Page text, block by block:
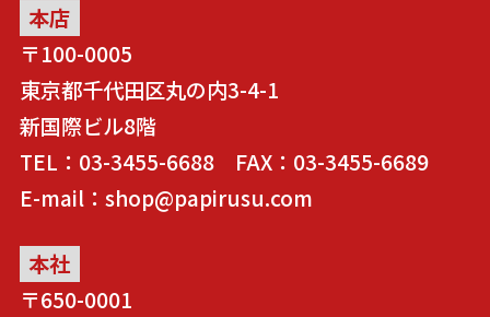
本店
〒100-0005
東京都千代田区丸の内3-4-1
新国際ビル8階
TEL：03-3455-6688 FAX：03-3455-6689
E-mail：shop@papirusu.com
本社
〒650-0001